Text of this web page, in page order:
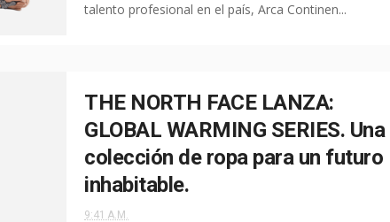
talento profesional en el país, Arca Continen...
THE NORTH FACE LANZA:
GLOBAL WARMING SERIES. Una
colección de ropa para un futuro
inhabitable.
9:41 A.M.